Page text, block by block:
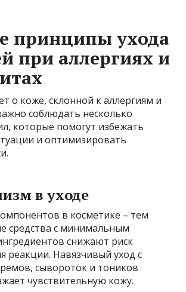
принципы ухода
при аллергиях и
о коже, склонной к аллергиям и
соблюдать несколько
которые помогут избежать
и оптимизировать
в уходе
в косметике – тем
средства с минимальным
снижают риск
реакции. Навязчивый уход с
сывороток и тоников
чувствительную кожу.